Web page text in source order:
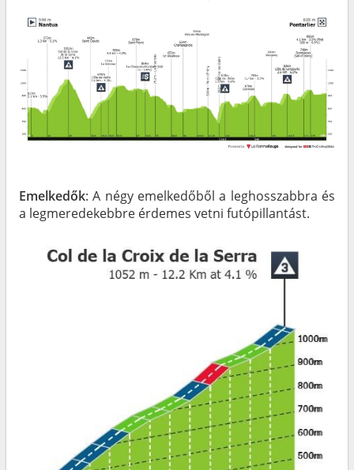
Emelkedők: A négy emelkedőből a leghosszabbra és
a legmeredekebbre érdemes vetni futópillantást.